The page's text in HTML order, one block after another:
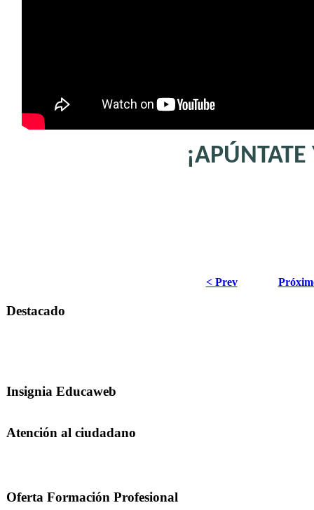
¡APÚNTATE
< Prev
Destacado
Insignia Educaweb
Atención al ciudadano
Oferta Formación Profesional